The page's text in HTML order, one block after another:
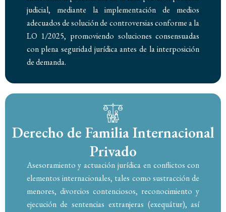
judicial, mediante la implementación de medios
adecuados de solución de controversias conforme a la
LO 1/2025, promoviendo soluciones consensuadas
con plena seguridad jurídica antes de la interposición
de demanda.
Derecho de Familia Internacional
Privado
Asesoramiento y actuación jurídica en conflictos con
elementos internacionales, tales como sustracción de
menores, divorcios contenciosos, reconocimiento y
ejecución de sentencias extranjeras (exequátur), así